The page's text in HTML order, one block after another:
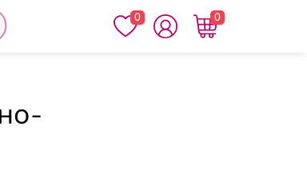
0 0
красная 45 гр на водно-